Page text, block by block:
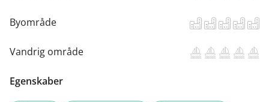
Byområde
Vandrig område
Egenskaber